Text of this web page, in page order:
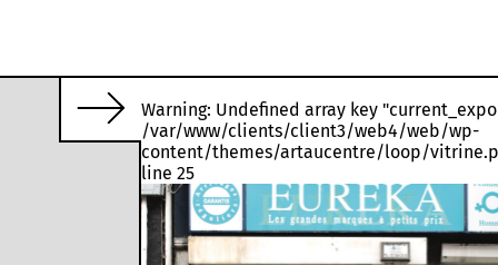
laisse se décomposer.
Warning: Undefined array key
/var/www/clients/client3/web4/web/wp-
content/themes/artaucentre/loop/
line 25